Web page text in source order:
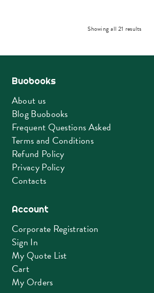
Showing all 21 resultsSorted
Buobooks
About us
Blog Buobooks
Frequent Questions Asked
Terms and Conditions
Refund Policy
Privacy Policy
Contacts
Account
Corporate Registration
Sign In
My Quote List
Cart
My Orders